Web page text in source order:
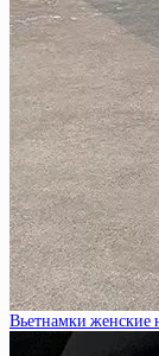
Вьетнамки женские